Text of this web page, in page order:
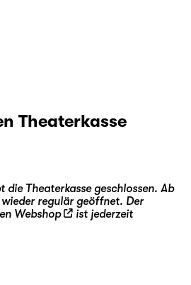
Theaterkasse
die Theaterkasse geschlossen. Ab
wieder regulär geöffnet. Der
Webshop
ist jederzeit